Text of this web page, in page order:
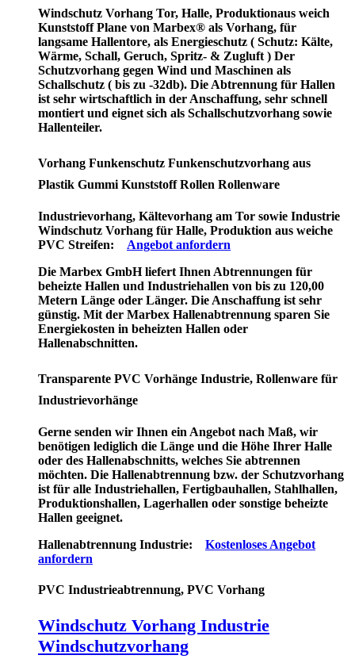
Windschutz Vorhang Tor, Halle, Produktionaus weich
Kunststoff Plane von Marbex® als Vorhang, für
langsame Hallentore, als Energieschutz ( Schutz: Kälte,
Wärme, Schall, Geruch, Spritz- & Zugluft ) Der
Schutzvorhang gegen Wind und Maschinen als
Schallschutz ( bis zu -32db). Die Abtrennung für Hallen
ist sehr wirtschaftlich in der Anschaffung, sehr schnell
montiert und eignet sich als Schallschutzvorhang sowie
Hallenteiler.
Vorhang Funkenschutz Funkenschutzvorhang aus
Plastik Gummi Kunststoff Rollen Rollenware
Industrievorhang, Kältevorhang am Tor sowie Industrie
Windschutz Vorhang für Halle, Produktion aus weiche
PVC Streifen:
Angebot anfordern
Die Marbex GmbH liefert Ihnen Abtrennungen für
beheizte Hallen und Industriehallen von bis zu 120,00
Metern Länge oder Länger. Die Anschaffung ist sehr
günstig. Mit der Marbex Hallenabtrennung sparen Sie
Energiekosten in beheizten Hallen oder
Hallenabschnitten.
Transparente PVC Vorhänge Industrie, Rollenware für
Industrievorhänge
Gerne senden wir Ihnen ein Angebot nach Maß, wir
benötigen lediglich die Länge und die Höhe Ihrer Halle
oder des Hallenabschnitts, welches Sie abtrennen
möchten. Die Hallenabtrennung bzw. der Schutzvorhang
ist für alle Industriehallen, Fertigbauhallen, Stahlhallen,
Produktionshallen, Lagerhallen oder sonstige beheizte
Hallen geeignet.
Hallenabtrennung Industrie:
Kostenloses Angebot
anfordern
PVC Industrieabtrennung, PVC Vorhang
Windschutz Vorhang Industrie
Windschutzvorhang